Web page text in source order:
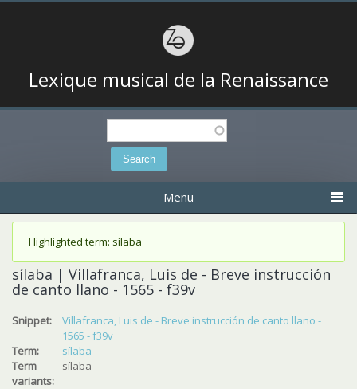
Lexique musical de la Renaissance
Search
Menu
Status message
Highlighted term: sílaba
sílaba | Villafranca, Luis de - Breve instrucción
de canto llano - 1565 - f39v
Snippet:
Villafranca, Luis de - Breve instrucción de canto llano -
1565 - f39v
Term:
sílaba
Term
variants:
sílaba